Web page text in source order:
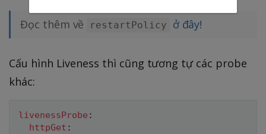
Đọc thêm về restartPolicy ở đây!
Cấu hình Liveness thì cũng tương tự các probe
khác:
livenessProbe :
httpGet :